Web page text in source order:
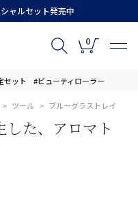
シャルセット発売中
0
セット #ビューティローラー
ツール ブルーグラストレイ
した、アロマト